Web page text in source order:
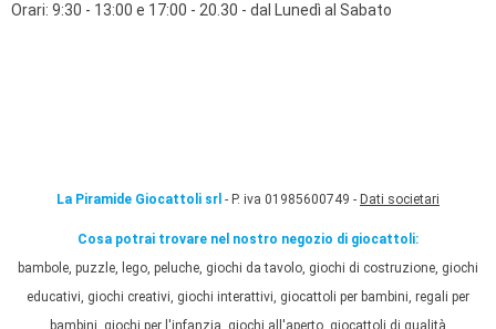
Orari: 9:30 - 13:00 e 17:00 - 20.30 - dal Lunedì al Sabato
La Piramide Giocattoli srl - P. iva 01985600749 - Dati societari
Cosa potrai trovare nel nostro negozio di giocattoli:
bambole, puzzle, lego, peluche, giochi da tavolo, giochi di costruzione, giochi
educativi, giochi creativi, giochi interattivi, giocattoli per bambini, regali per
bambini, giochi per l'infanzia, giochi all'aperto, giocattoli di qualità